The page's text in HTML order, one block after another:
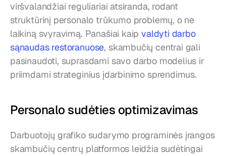
viršvalandžiai reguliariai atsiranda, rodant
struktūrinį personalo trūkumo problemų, o ne
laikiną svyravimą. Panašiai kaip valdyti darbo
sąnaudas restoranuose, skambučių centrai gali
pasinaudoti, suprasdami savo darbo modelius ir
priimdami strateginius įdarbinimo sprendimus.
Personalo sudėties optimizavimas
Darbuotojų grafiko sudarymo programinės įrangos
skambučių centrų platformos leidžia sudėtingai